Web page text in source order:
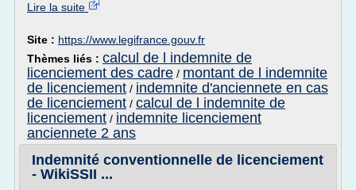
Lire la suite
Site : https://www.legifrance.gouv.fr
Thèmes liés : calcul de l indemnite de
licenciement des cadre / montant de l indemnite
de licenciement / indemnite d'anciennete en cas
de licenciement / calcul de l indemnite de
licenciement / indemnite licenciement
anciennete 2 ans
Indemnité conventionnelle de licenciement
- WikiSSII ...